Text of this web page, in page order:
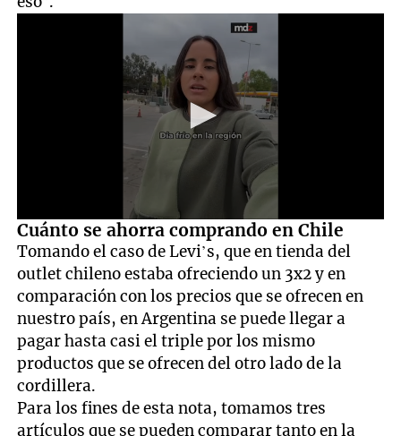
0
seconds
of
1
minute,
10
seconds
Cuánto se ahorra comprando en Chile
Tomando el caso de Levi’s, que en tienda del
outlet chileno estaba ofreciendo un 3x2 y en
comparación con los precios que se ofrecen en
nuestro país, en Argentina se puede llegar a
pagar hasta casi el triple por los mismo
productos que se ofrecen del otro lado de la
cordillera.
Para los fines de esta nota, tomamos tres
artículos que se pueden comparar tanto en la